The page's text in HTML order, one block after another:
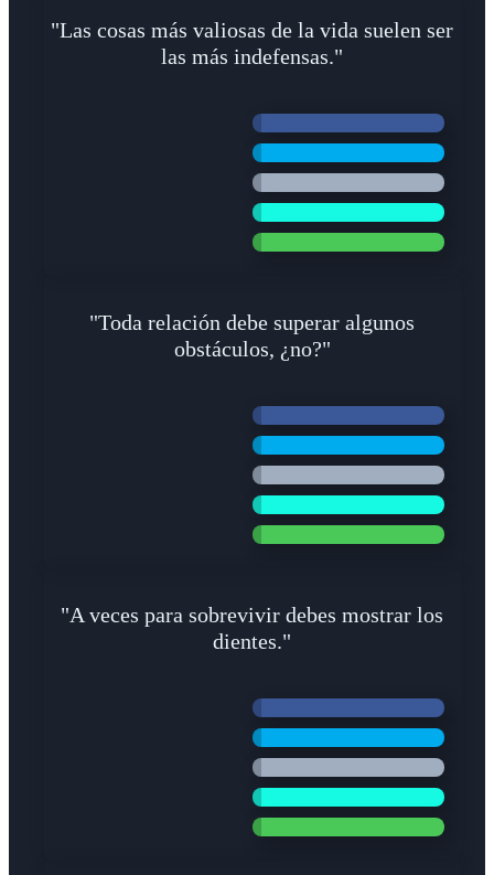
"Las cosas más valiosas de la vida suelen ser
las más indefensas."
"Toda relación debe superar algunos
obstáculos, ¿no?"
"A veces para sobrevivir debes mostrar los
dientes."